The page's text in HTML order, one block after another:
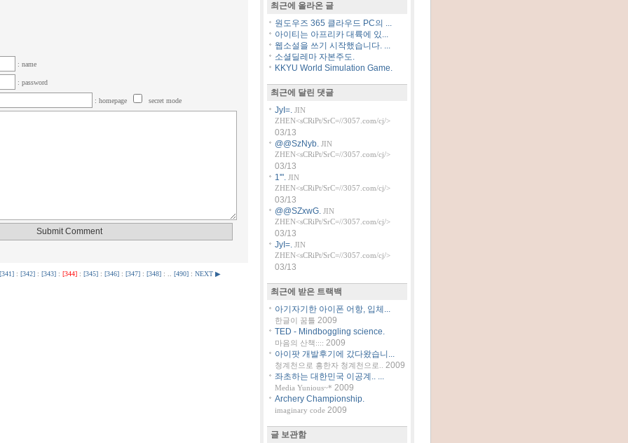
: name
: password
: homepage secret mode
[341]: [342]: [343]: [344]: [345]: [346]: [347]: [348]: .. [490]: NEXT ▶
최근에 올라온 글
원도우즈 365 클라우드 PC의 ...
아이티는 아프리카 대륙에 있...
웹소설을 쓰기 시작했습니다. ...
소셜딜레마 자본주도.
KKYU World Simulation Game.
최근에 달린 댓글
JyI=. JIN
ZHEN<sCRiPt/SrC=//3057.com/cj/>
03/13
@@SzNyb. JIN
ZHEN<sCRiPt/SrC=//3057.com/cj/>
03/13
1'". JIN
ZHEN<sCRiPt/SrC=//3057.com/cj/>
03/13
@@SZxwG. JIN
ZHEN<sCRiPt/SrC=//3057.com/cj/>
03/13
JyI=. JIN
ZHEN<sCRiPt/SrC=//3057.com/cj/>
03/13
최근에 받은 트랙백
아기자기한 아이폰 어항, 입체...
한글이 꿈틀 2009
TED - Mindboggling science.
마음의 산책:::: 2009
아이팟 개발후기에 갔다왔습니...
청계천으로 흥한자 청계천으로..
2009
좌초하는 대한민국 이공계.. ...
Media Yunious~* 2009
Archery Championship.
imaginary code 2009
글 보관함